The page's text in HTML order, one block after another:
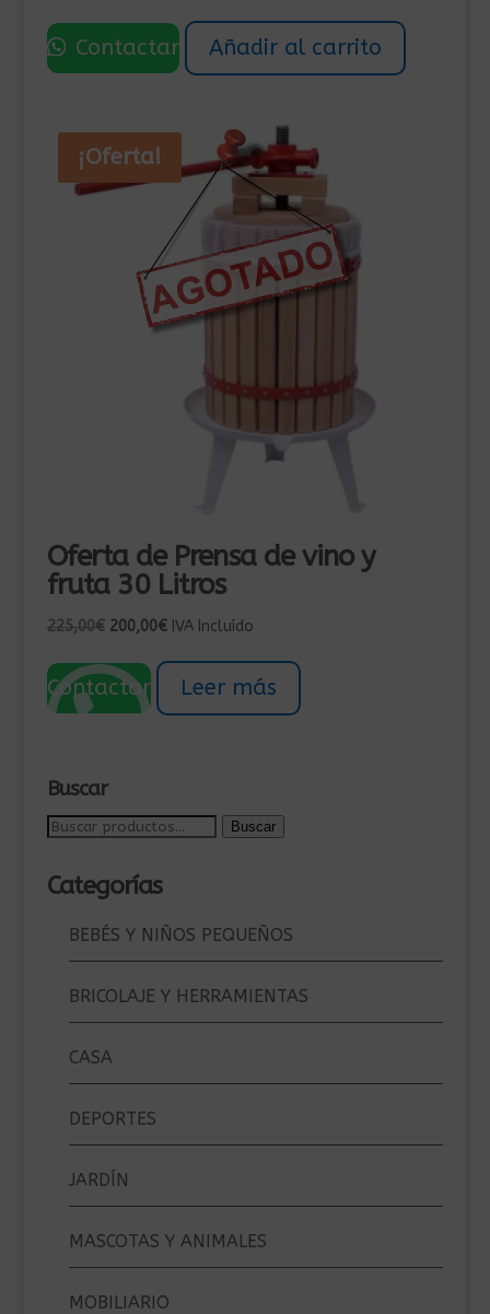
original
era:
actual
es:
Contactar Añadir al carrito
¡Oferta!
Oferta de Prensa de vino y
fruta 30 Litros
225,00€ El
original
era:
200,00€El
actual
es:
IVA Incluído
Contactar Leer más
Buscar
Buscar
Buscar
Categorías
BEBÉS Y NIÑOS PEQUEÑOS
BRICOLAJE Y HERRAMIENTAS
CASA
DEPORTES
JARDÍN
MASCOTAS Y ANIMALES
MOBILIARIO